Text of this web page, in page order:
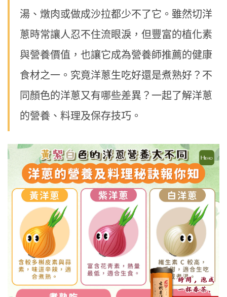
湯、燉肉或做成沙拉都少不了它。雖然切洋
蔥時常讓人忍不住流眼淚，但豐富的植化素
與營養價值，也讓它成為營養師推薦的健康
食材之一。究竟洋蔥生吃好還是煮熟好？不
同顏色的洋蔥又有哪些差異？一起了解洋蔥
的營養、料理及保存技巧。